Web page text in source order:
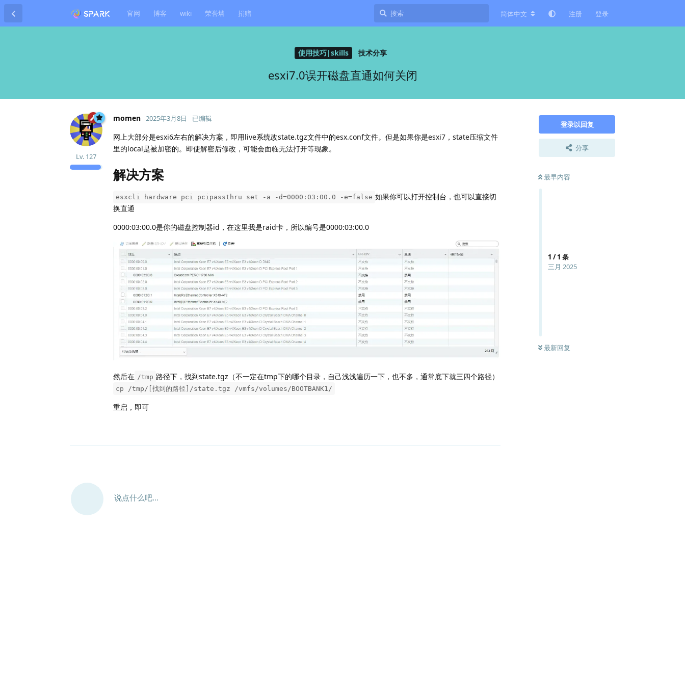
官网 博客 wiki 荣誉墙 捐赠 简体中文 注册 登录
使用技巧|skills 技术分享
esxi7.0误开磁盘直通如何关闭
登录以回复
分享
最早内容
1 /1 条
三月 2025
最新回复
momen
Lv. 127
2025年3月8日 已编辑
网上大部分是esxi6左右的解决方案，即用live系统改state.tgz文件中的esx.conf文件。但是如果你是esxi7，state压缩文件
里的local是被加密的。即使解密后修改，可能会面临无法打开等现象。
解决方案
esxcli hardware pci pcipassthru set -a -d=0000:03:00.0 -e=false 如果你可以打开控制台，也可以直接切
换直通
0000:03:00.0是你的磁盘控制器id，在这里我是raid卡，所以编号是0000:03:00.0
然后在 /tmp 路径下，找到state.tgz（不一定在tmp下的哪个目录，自己浅浅遍历一下，也不多，通常底下就三四个路径）
cp /tmp/[找到的路径]/state.tgz /vmfs/volumes/BOOTBANK1/
重启，即可
说点什么吧...